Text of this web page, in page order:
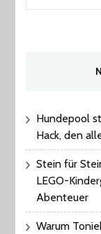
nach:
Hundepool
Hack, den
Stein für
LEGO-
Abenteuer
Warum